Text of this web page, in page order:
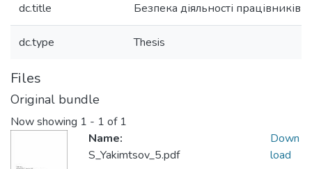
dc.title Безпека діяльності працівників
dc.type Thesis
Files
Original bundle
Now showing 1 - 1 of 1
Name:
S_Yakimtsov_5.pdf
Down
load